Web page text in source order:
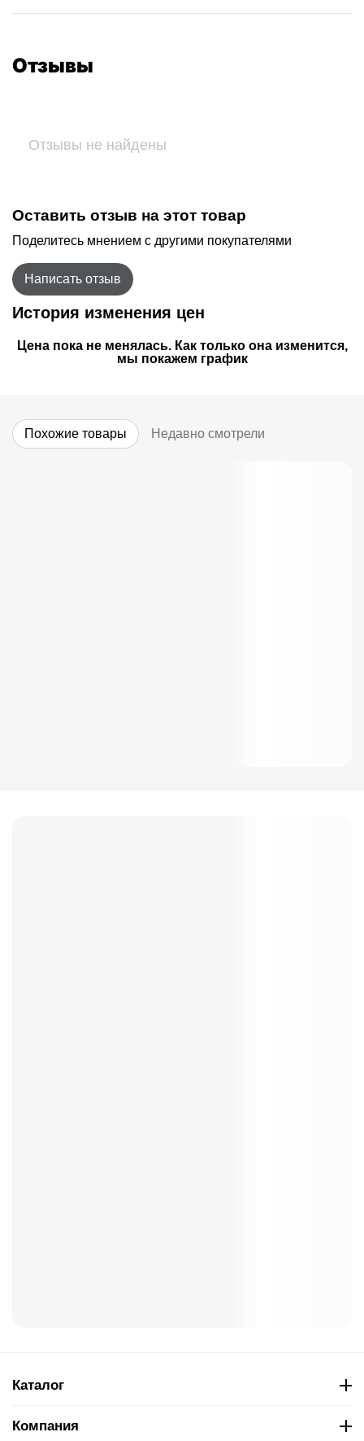
Отзывы
Отзывы не найдены
Оставить отзыв на этот товар
Поделитесь мнением с другими покупателями
Написать отзыв
История изменения цен
Цена пока не менялась. Как только она изменится,
мы покажем график
Похожие товары Недавно смотрели
Каталог
Компания